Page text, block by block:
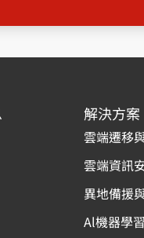
解決方案
雲端遷移
雲端資訊
異地備援
Al機器學